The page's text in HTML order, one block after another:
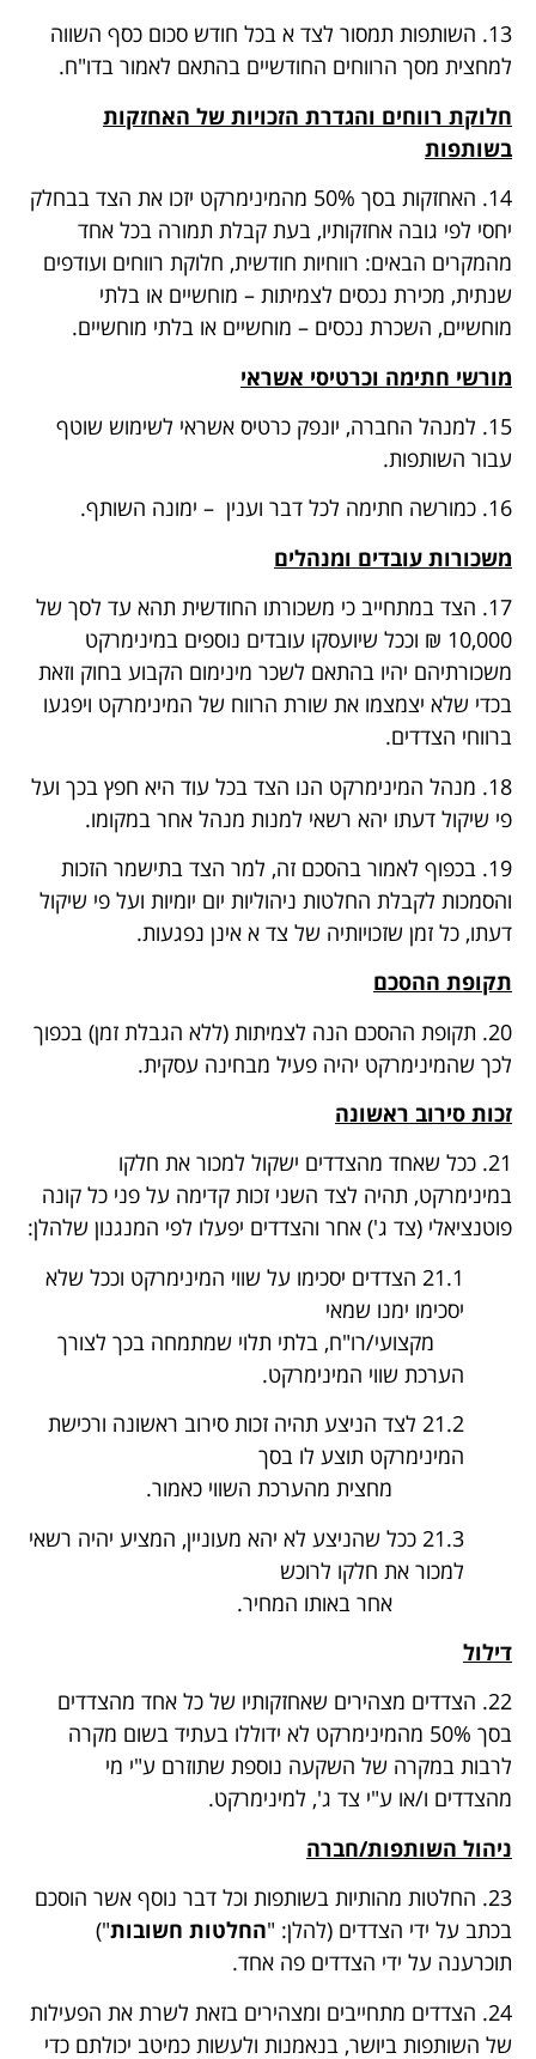
13. השותפות תמסור לצד א בכל חודש סכום כסף השווה
למחצית מסך הרווחים החודשיים בהתאם לאמור בדו"ח.
חלוקת רווחים והגדרת הזכויות של האחזקות
בשותפות
14. האחזקות בסך 50% מהמינימרקט יזכו את הצד בבחלק
יחסי לפי גובה אחזקותיו, בעת קבלת תמורה בכל אחד
מהמקרים הבאים: רווחיות חודשית, חלוקת רווחים ועודפים
שנתית, מכירת נכסים לצמיתות – מוחשיים או בלתי
מוחשיים, השכרת נכסים – מוחשיים או בלתי מוחשיים.
מורשי חתימה וכרטיסי אשראי
15. למנהל החברה, יונפק כרטיס אשראי לשימוש שוטף
עבור השותפות.
16. כמורשה חתימה לכל דבר וענין – ימונה השותף.
משכורות עובדים ומנהלים
17. הצד במתחייב כי משכורתו החודשית תהא עד לסך של
10,000 ₪ וככל שיועסקו עובדים נוספים במינימרקט
משכורתיהם יהיו בהתאם לשכר מינימום הקבוע בחוק וזאת
בכדי שלא יצמצמו את שורת הרווח של המינימרקט ויפגעו
ברווחי הצדדים.
18. מנהל המינימרקט הנו הצד בכל עוד היא חפץ בכך ועל
פי שיקול דעתו יהא רשאי למנות מנהל אחר במקומו.
19. בכפוף לאמור בהסכם זה, למר הצד בתישמר הזכות
והסמכות לקבלת החלטות ניהוליות יום יומיות ועל פי שיקול
דעתו, כל זמן שזכויותיה של צד א אינן נפגעות.
תקופת ההסכם
20. תקופת ההסכם הנה לצמיתות (ללא הגבלת זמן) בכפוך
לכך שהמינימרקט יהיה פעיל מבחינה עסקית.
זכות סירוב ראשונה
21. ככל שאחד מהצדדים ישקול למכור את חלקו
במינימרקט, תהיה לצד השני זכות קדימה על פני כל קונה
פוטנציאלי (צד ג') אחר והצדדים יפעלו לפי המנגנון שלהלן:
21.1 הצדדים יסכימו על שווי המינימרקט וככל שלא
יסכימו ימנו שמאי
מקצועי/רו"ח, בלתי תלוי שמתמחה בכך לצורך
הערכת שווי המינימרקט.
21.2 לצד הניצע תהיה זכות סירוב ראשונה ורכישת
המינימרקט תוצע לו בסך
מחצית מהערכת השווי כאמור.
21.3 ככל שהניצע לא יהא מעוניין, המציע יהיה רשאי
למכור את חלקו לרוכש
אחר באותו המחיר.
דילול
22. הצדדים מצהירים שאחזקותיו של כל אחד מהצדדים
בסך 50% מהמינימרקט לא ידוללו בעתיד בשום מקרה
לרבות במקרה של השקעה נוספת שתוזרם ע"י מי
מהצדדים ו/או ע"י צד ג', למינימרקט.
ניהול השותפות/חברה
23. החלטות מהותיות בשותפות וכל דבר נוסף אשר הוסכם
בכתב על ידי הצדדים (להלן: "החלטות חשובות")
תוכרענה על ידי הצדדים פה אחד.
24. הצדדים מתחייבים ומצהירים בזאת לשרת את הפעילות
של השותפות ביושר, בנאמנות ולעשות כמיטב יכולתם כדי